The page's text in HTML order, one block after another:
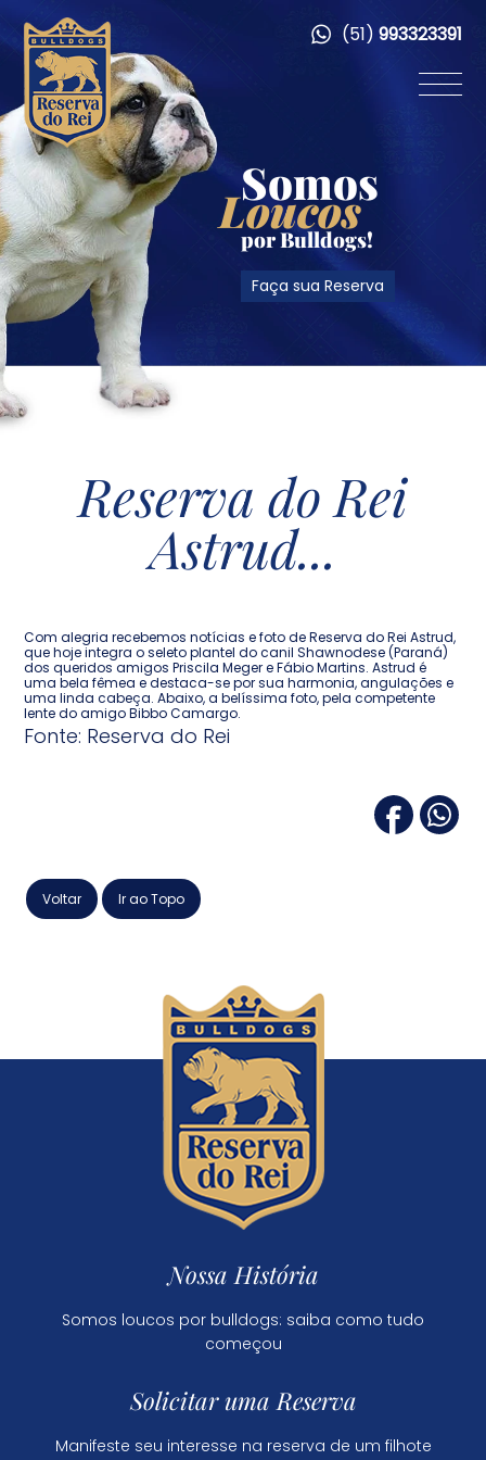
Somos
Loucos
por Bulldogs!
Faça sua Reserva
(51) 993323391
Reserva do Rei
Astrud...
Com alegria recebemos notícias e foto de Reserva do Rei Astrud,
que hoje integra o seleto plantel do canil Shawnodese (Paraná)
dos queridos amigos Priscila Meger e Fábio Martins. Astrud é
uma bela fêmea e destaca-se por sua harmonia, angulações e
uma linda cabeça. Abaixo, a belíssima foto, pela competente
lente do amigo Bibbo Camargo.
Fonte: Reserva do Rei
Voltar Ir ao Topo
Nossa História
Somos loucos por bulldogs: saiba como tudo
começou
Solicitar uma Reserva
Manifeste seu interesse na reserva de um filhote